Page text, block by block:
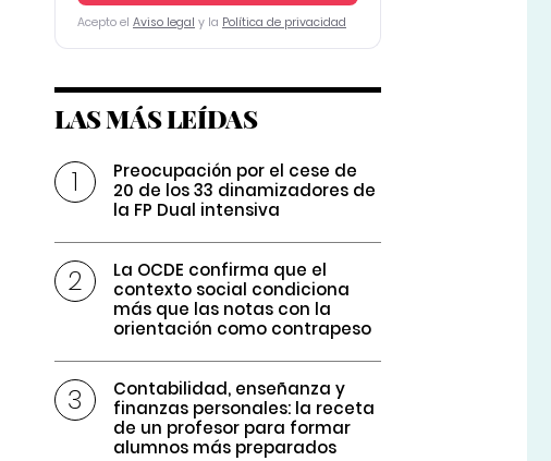
Acepto el Aviso legal y la Política de privacidad
LAS MÁS LEÍDAS
Preocupación por el cese de
20 de los 33 dinamizadores de
la FP Dual intensiva
La OCDE confirma que el
contexto social condiciona
más que las notas con la
orientación como contrapeso
Contabilidad, enseñanza y
finanzas personales: la receta
de un profesor para formar
alumnos más preparados